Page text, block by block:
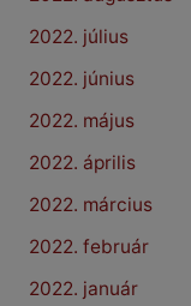
2022. július
2022. június
2022. május
2022. április
2022. március
2022. február
2022. január